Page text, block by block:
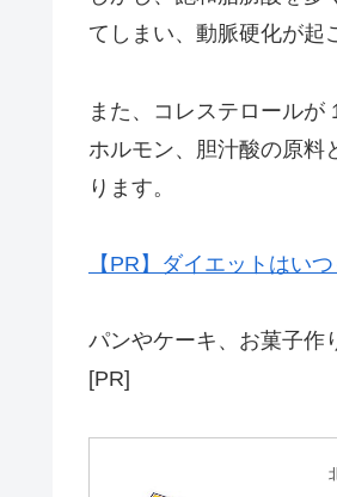
てしまい、動脈硬化が起
また、コレステロール
ホルモン、胆汁酸の原料
ります。
【PR】ダイエットはい
パンやケーキ、お菓子作
[PR]